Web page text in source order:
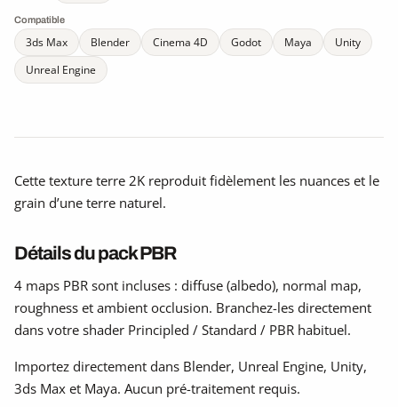
Compatible
3ds Max Blender Cinema 4D Godot Maya
Unity
Unreal Engine
Cette texture terre 2K reproduit fidèlement les nuances et le
grain d’une terre naturel.
Détails du pack PBR
4 maps PBR sont incluses : diffuse (albedo), normal map,
roughness et ambient occlusion. Branchez-les directement
dans votre shader Principled / Standard / PBR habituel.
Importez directement dans Blender, Unreal Engine, Unity,
3ds Max et Maya. Aucun pré-traitement requis.